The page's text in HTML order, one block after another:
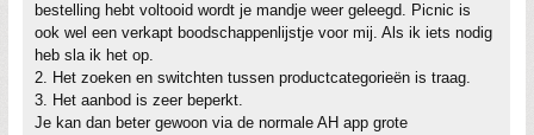
bestelling hebt voltooid wordt je mandje weer geleegd. Picnic is
ook wel een verkapt boodschappenlijstje voor mij. Als ik iets nodig
heb sla ik het op.
2. Het zoeken en switchten tussen productcategorieën is traag.
3. Het aanbod is zeer beperkt.
Je kan dan beter gewoon via de normale AH app grote